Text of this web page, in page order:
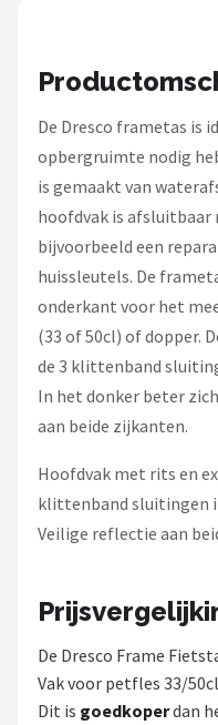
De Dresco frametas is
opbergruimte nodig
is gemaakt van
hoofdvak is
bijvoorbeeld een
huissleutels. De
onderkant voor het
(33 of 50cl) of dopper.
de 3 klittenband
In het donker beter
aan beide zijkanten.
Hoofdvak met rits en
klittenband sluitingen
Veilige reflectie aan
De Dresco Frame
Vak voor petfles 33/
Dit is goedkoperdan